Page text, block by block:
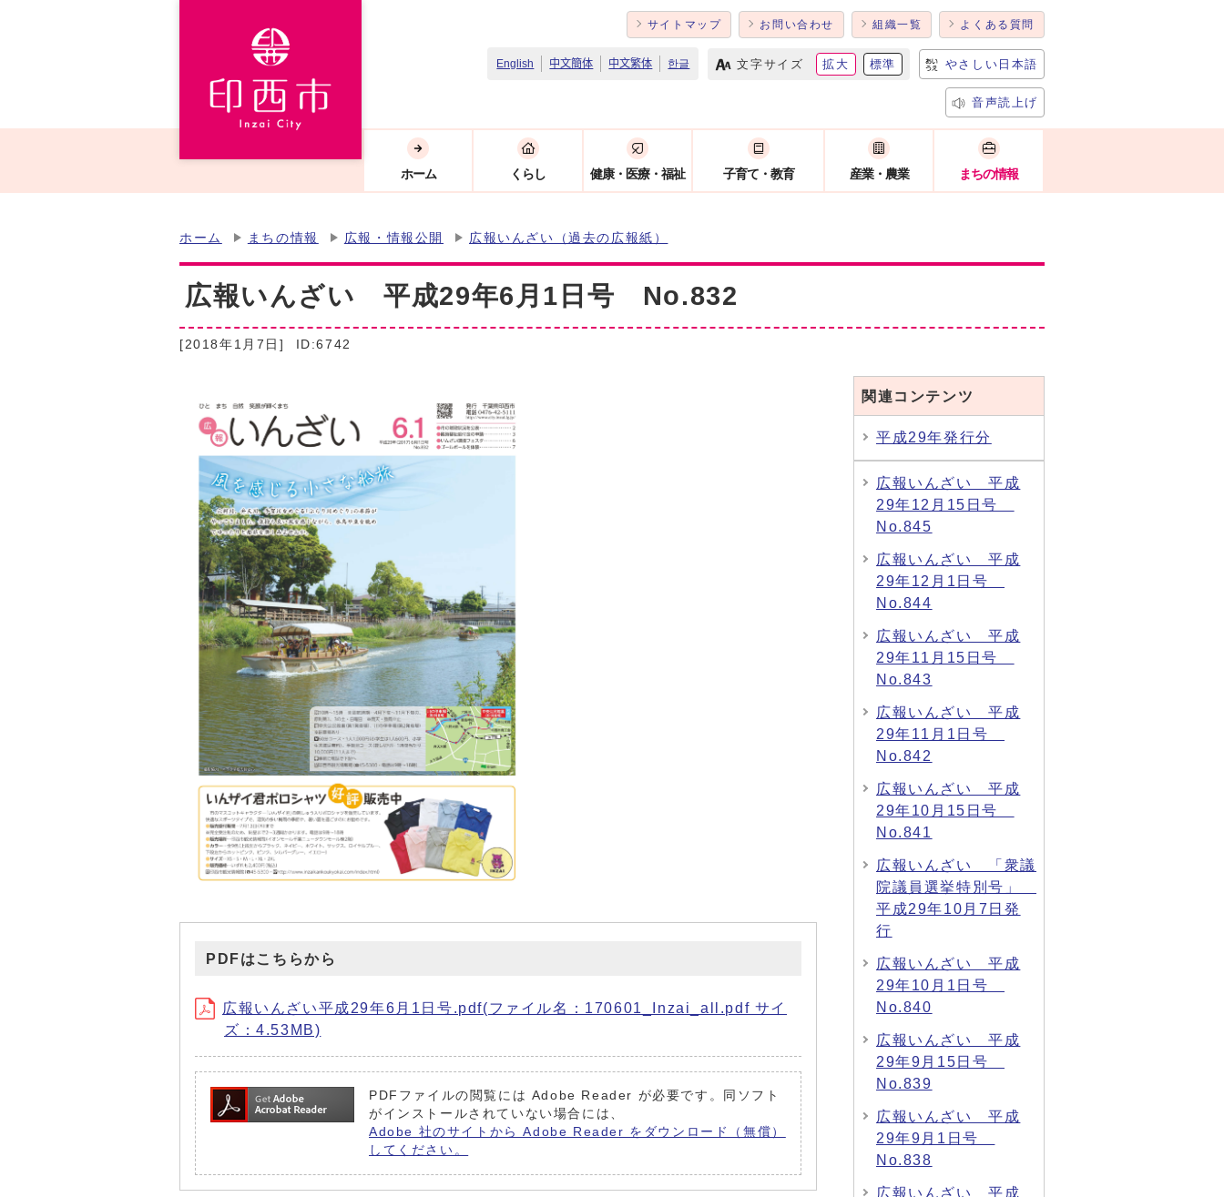
サイトマップ お問い合わせ 組織一覧 よくある質問
English 中文簡体 中文繁体 한글 文字サイズ 拡大 標準 やさしい日本語
音声読上げ
ホーム くらし 健康・医療・福祉 子育て・教育 産業・農業 まちの情報
ホーム まちの情報 広報・情報公開 広報いんざい（過去の広報紙）
広報いんざい 平成29年6月1日号 No.832
[2018年1月7日] ID:6742
PDFはこちらから
広報いんざい平成29年6月1日号.pdf(ファイル名：170601_Inzai_all.pdf サイ
ズ：4.53MB)
PDFファイルの閲覧には Adobe Reader が必要です。同ソフト
がインストールされていない場合には、
Adobe 社のサイトから Adobe Reader をダウンロード（無償）
してください。
関連コンテンツ
平成29年発行分
広報いんざい 平成
29年12月15日号
No.845
広報いんざい 平成
29年12月1日号
No.844
広報いんざい 平成
29年11月15日号
No.843
広報いんざい 平成
29年11月1日号
No.842
広報いんざい 平成
29年10月15日号
No.841
広報いんざい 「衆議
院議員選挙特別号」
平成29年10月7日発
行
広報いんざい 平成
29年10月1日号
No.840
広報いんざい 平成
29年9月15日号
No.839
広報いんざい 平成
29年9月1日号
No.838
広報いんざい 平成